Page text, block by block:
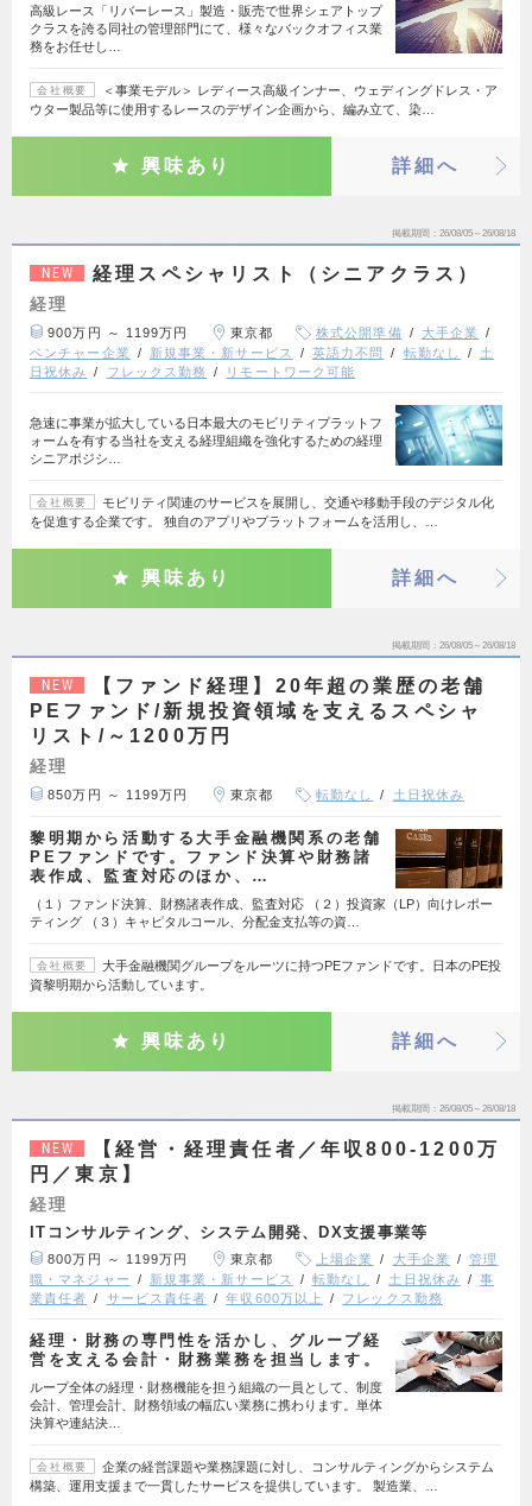
高級レース「リバーレース」製造・販売で世界シェアトップ
クラスを誇る同社の管理部門にて、様々なバックオフィス業
務をお任せし…
会社概要
＜事業モデル＞ レディース高級インナー、ウェディングドレス・ア
ウター製品等に使用するレースのデザイン企画から、編み立て、染…
興味あり 詳細へ
掲載期間 26/08/05～26/08/18
NEW 経理スペシャリスト（シニアクラス）
経理
900万円 ～ 1199万円 東京都 株式公開準備
大手企業
ベンチャー企業
新規事業・新サービス 英語力不問 転勤なし
土
日祝休み
フレックス勤務 リモートワーク可能
急速に事業が拡大している日本最大のモビリティプラットフ
ォームを有する当社を支える経理組織を強化するための経理
シニアポジシ…
会社概要
モビリティ関連のサービスを展開し、交通や移動手段のデジタル化
を促進する企業です。 独自のアプリやプラットフォームを活用し、…
興味あり 詳細へ
掲載期間 26/08/05～26/08/18
NEW
【ファンド経理】20年超の業歴の老舗
PEファンド/新規投資領域を支えるスペシャ
リスト/～1200万円
経理
850万円 ～ 1199万円 東京都 転勤なし 土日祝休み
黎明期から活動する大手金融機関系の老舗
PEファンドです。ファンド決算や財務諸
表作成、監査対応のほか、…
（１）ファンド決算、財務諸表作成、監査対応 （２）投資家（LP）向けレポー
ティング （３）キャピタルコール、分配金支払等の資…
会社概要
大手金融機関グループをルーツに持つPEファンドです。日本のPE投
資黎明期から活動しています。
興味あり 詳細へ
掲載期間 26/08/05～26/08/18
NEW
【経営・経理責任者／年収800-1200万
円／東京】
経理
ITコンサルティング、システム開発、DX支援事業等
800万円 ～ 1199万円 東京都 上場企業 大手企業
管理
職・マネジャー
新規事業・新サービス 転勤なし 土日祝休み
事
業責任者
サービス責任者 年収600万以上 フレックス勤務
経理・財務の専門性を活かし、グループ経
営を支える会計・財務業務を担当します。
ループ全体の経理・財務機能を担う組織の一員として、制度
会計、管理会計、財務領域の幅広い業務に携わります。単体
決算や連結決…
会社概要
企業の経営課題や業務課題に対し、コンサルティングからシステム
構築、運用支援まで一貫したサービスを提供しています。 製造業、…